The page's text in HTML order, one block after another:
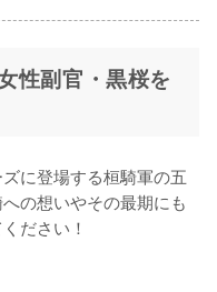
性副官・黒桜を
に登場する桓騎軍の五
の想いやその最期にも
ださい！